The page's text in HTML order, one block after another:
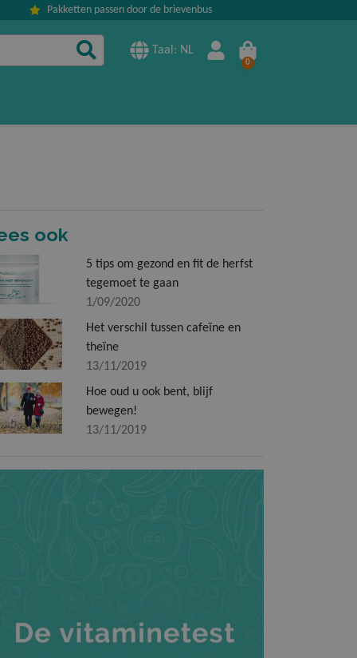
Pakketten passen door de brievenbus
Taal: NL
0
ook
5 tips om gezond en fit de herfst
tegemoet te gaan
1/09/2020
Het verschil tussen cafeïne en
theïne
13/11/2019
Hoe oud u ook bent, blijf
bewegen!
13/11/2019
Winkelmandje »